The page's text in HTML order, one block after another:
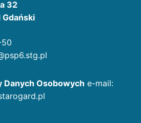
32
Osobowych e-mail: